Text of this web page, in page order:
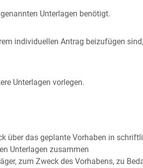
Unterlagen benötigt.
individuellen Antrag beizufügen
Unterlagen vorlegen.
über das geplante Vorhaben in
Unterlagen zusammen
zum Zweck des Vorhabens, zu